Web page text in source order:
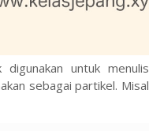
untuk
sebagai partikel.